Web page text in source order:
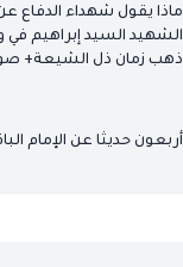
ماذا يقول شهداء الدفاع
الشهيد السيد إبراهيم
ذهب زمان ذل الشيعة+
أربعون حديثا عن الإمام